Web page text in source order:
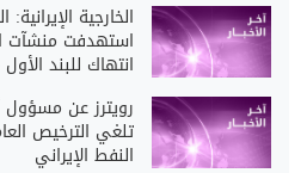
الخارجية
استهدفت منشآت
انتهاك للبند
رويترز عن مسؤول
تلغي الترخيص
النفط الإيراني